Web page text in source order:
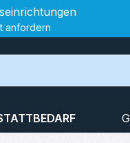
anfordern